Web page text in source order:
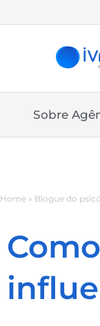
Sobre
Home » Blogue do